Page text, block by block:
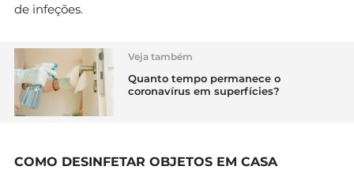
de infeções.
Veja também
Quanto tempo permanece o
coronavírus em superfícies?
COMO DESINFETAR OBJETOS EM CASA